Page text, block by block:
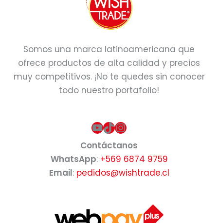
Somos una marca latinoamericana que
ofrece productos de alta calidad y precios
muy competitivos. ¡No te quedes sin conocer
todo nuestro portafolio!
YouTube
TikTok
Instagram
Contáctanos
WhatsApp: +569 6874 9759
Email: pedidos@wishtrade.cl